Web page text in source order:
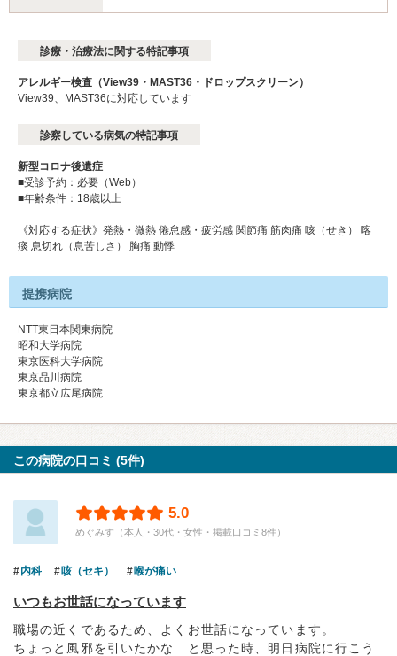
診療・治療法に関する特記事項
アレルギー検査（View39・MAST36・ドロップスクリーン）
View39、MAST36に対応しています
診察している病気の特記事項
新型コロナ後遺症
■受診予約：必要（Web）
■年齢条件：18歳以上
《対応する症状》発熱・微熱 倦怠感・疲労感 関節痛 筋肉痛 咳（せき） 喀
痰 息切れ（息苦しさ） 胸痛 動悸
提携病院
NTT東日本関東病院
昭和大学病院
東京医科大学病院
東京品川病院
東京都立広尾病院
この病院の口コミ (5件)
5.0
めぐみす（本人・30代・女性・掲載口コミ8件）
内科 咳（セキ） 喉が痛い
いつもお世話になっています
職場の近くであるため、よくお世話になっています。
ちょっと風邪を引いたかな…と思った時、明日病院に行こう